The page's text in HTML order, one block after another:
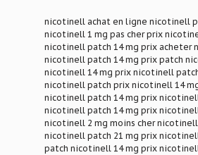
nicotinell achat en ligne nicotinell
nicotinell 1 mg pas cher prix
nicotinell patch 14 mg prix acheter
nicotinell patch 14 mg prix patch
nicotinell 14 mg prix nicotinell
nicotinell patch prix nicotinell 14
nicotinell patch 14 mg prix
nicotinell patch 14 mg prix
nicotinell 2 mg moins cher nicotinell
nicotinell patch 21 mg prix
patch nicotinell 14 mg prix